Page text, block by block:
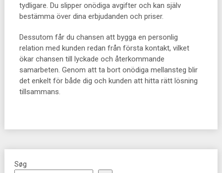
tydligare. Du slipper onödiga avgifter och kan själv
bestämma över dina erbjudanden och priser.
Dessutom får du chansen att bygga en personlig
relation med kunden redan från första kontakt, vilket
ökar chansen till lyckade och återkommande
samarbeten. Genom att ta bort onödiga mellansteg blir
det enkelt för både dig och kunden att hitta rätt lösning
tillsammans.
Søg